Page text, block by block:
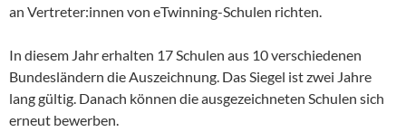
an Vertreter:innen von eTwinning-Schulen richten.
In diesem Jahr erhalten 17 Schulen aus 10 verschiedenen
Bundesländern die Auszeichnung. Das Siegel ist zwei Jahre
lang gültig. Danach können die ausgezeichneten Schulen sich
erneut bewerben.